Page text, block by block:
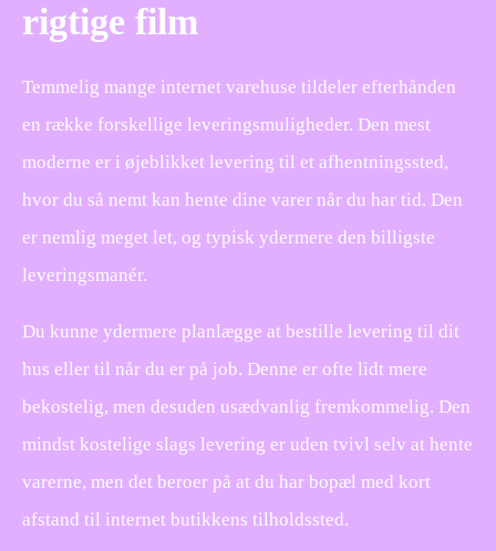
rigtige film
Temmelig mange internet varehuse tildeler efterhånden
en række forskellige leveringsmuligheder. Den mest
moderne er i øjeblikket levering til et afhentningssted,
hvor du så nemt kan hente dine varer når du har tid. Den
er nemlig meget let, og typisk ydermere den billigste
leveringsmanér.
Du kunne ydermere planlægge at bestille levering til dit
hus eller til når du er på job. Denne er ofte lidt mere
bekostelig, men desuden usædvanlig fremkommelig. Den
mindst kostelige slags levering er uden tvivl selv at hente
varerne, men det beroer på at du har bopæl med kort
afstand til internet butikkens tilholdssted.